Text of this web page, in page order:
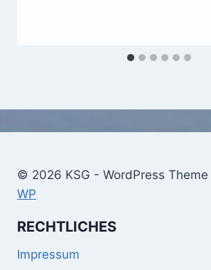
© 2026 KSG - WordPress Theme
WP
RECHTLICHES
Impressum